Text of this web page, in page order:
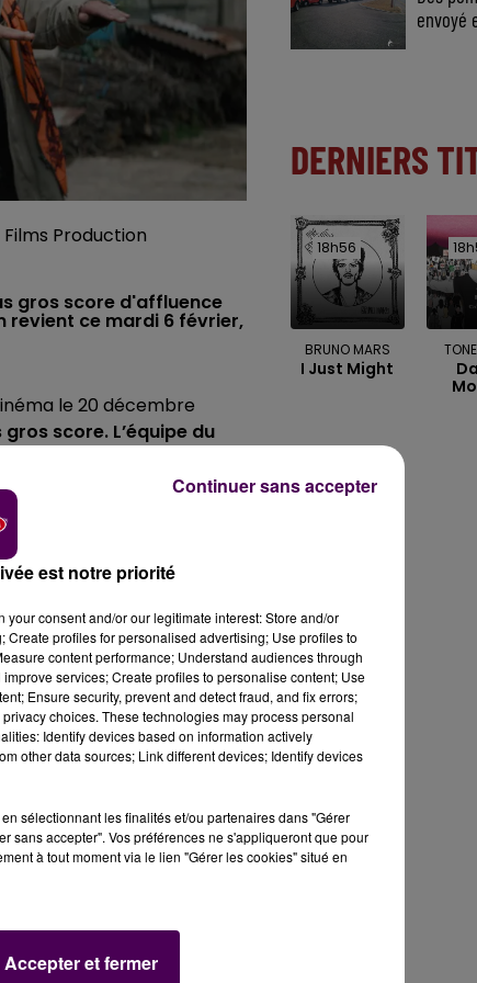
Production
gros score d'affluence
revient ce mardi 6 février,
le 20 décembre
gros score. L’équipe du
.
suitles mésaventures
commeDidier
envoyé
DERNIERS
18h56
18h56
BRUNO MARS
I Just Might
est notre priorité
consent and/or our legitimate interest: Store and/or
profiles for personalised advertising; Use profiles to
content performance; Understand audiences through
services; Create profiles to personalise content; Use
Ensure security, prevent and detect fraud, and fix errors;
choices. These technologies may process personal
Identify devices based on information actively
other data sources; Link different devices; Identify devices
sélectionnant les finalités et/ou partenaires dans "Gérer
sans accepter". Vos préférences ne s'appliqueront que pour
à tout moment via le lien "Gérer les cookies" situé en
Accepter et fermer
Continuer sans accepter